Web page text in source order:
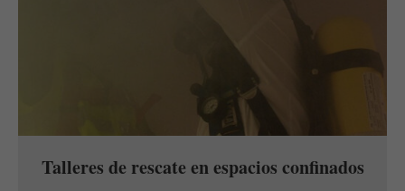
Talleres de rescate en espacios confinados